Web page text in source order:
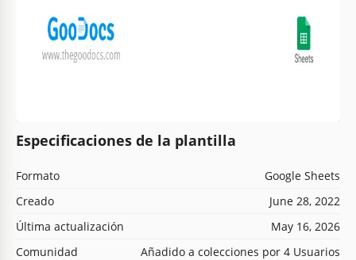
Especificaciones de la plantilla
Formato
Google Sheets
Creado
June 28, 2022
Última actualización
May 16, 2026
Comunidad
Añadido a colecciones por 4 Usuarios